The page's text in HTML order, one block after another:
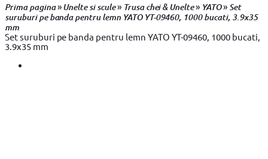
Prima pagina»Unelte si scule» Trusa chei & Unelte» YATO»Set
suruburi pe banda pentru lemn YATO YT-09460, 1000 bucati, 3.9x35
mm
Set suruburi pe banda pentru lemn YATO YT-09460, 1000 bucati,
3.9x35 mm